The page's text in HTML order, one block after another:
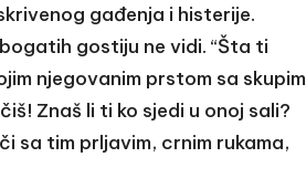
gađenja i histerije.
gostiju ne vidi. “Šta ti
njegovanim prstom sa skupim
Znaš li ti ko sjedi u onoj sali?
sa tim prljavim, crnim rukama,